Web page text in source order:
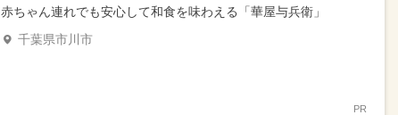
赤ちゃん連れでも安心して和食を味わえる「華屋与兵衛」
千葉県市川市
PR